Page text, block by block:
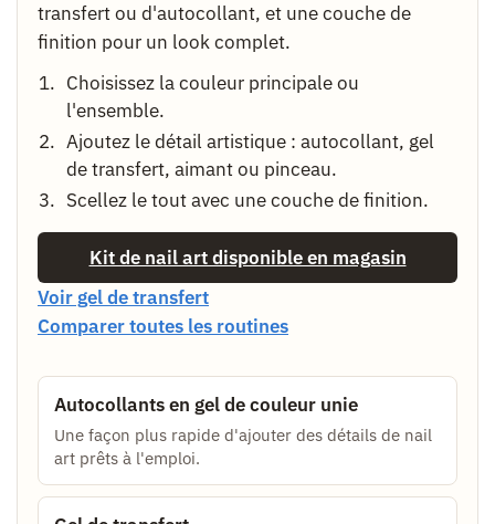
transfert ou d'autocollant, et une couche de
finition pour un look complet.
Choisissez la couleur principale ou
l'ensemble.
Ajoutez le détail artistique : autocollant, gel
de transfert, aimant ou pinceau.
Scellez le tout avec une couche de finition.
Kit de nail art disponible en magasin
Voir gel de transfert
Comparer toutes les routines
Autocollants en gel de couleur unie
Une façon plus rapide d'ajouter des détails de nail
art prêts à l'emploi.